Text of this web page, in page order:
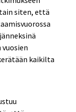
siten, että
kaikilta